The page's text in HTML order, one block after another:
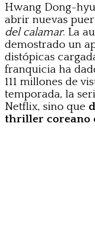
Hwang Dong-
abrir nuevas
del calamar. La
demostrado un
distópicas
franquicia ha
111 millones de
temporada, la
Netflix, sino que
thriller coreano